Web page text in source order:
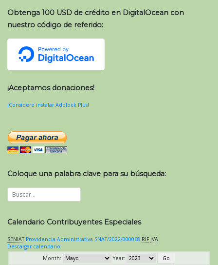
Obtenga 100 USD de crédito en DigitalOcean con
nuestro código de referido:
¡Aceptamos donaciones!
¡Considere instalar Adblock Plus!
Coloque una palabra clave para su búsqueda:
Calendario Contribuyentes Especiales
SENIAT Providencia Administrativa SNAT/2022/000068 RIF IVA.
Descargar calendario
Month:
Year: